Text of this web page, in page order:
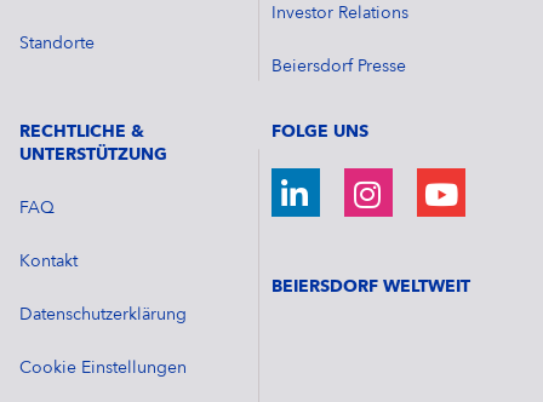
Standorte
Investor Relations
Beiersdorf Presse
RECHTLICHE &
UNTERSTÜTZUNG
FAQ
Kontakt
Datenschutzerklärung
Cookie Einstellungen
FOLGE UNS
BEIERSDORF WELTWEIT